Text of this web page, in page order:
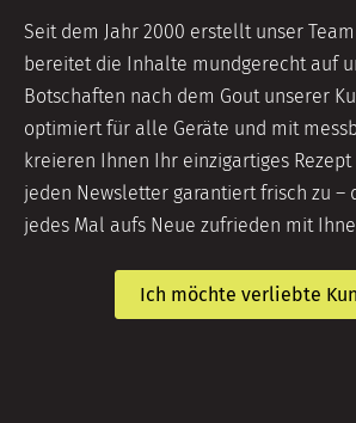
Seit dem Jahr 2000 erstellt unser Team
bereitet die Inhalte mundgerecht auf
Botschaften nach dem Gout unserer
optimiert für alle Geräte und mit
kreieren Ihnen Ihr einzigartiges
jeden Newsletter garantiert frisch zu –
jedes Mal aufs Neue zufrieden mit
Ich möchte verliebte